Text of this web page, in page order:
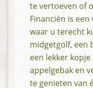
te vertoeven of
Financiën is
waar u terecht
midgetgolf, een
een lekker
appelgebak en
te genieten van